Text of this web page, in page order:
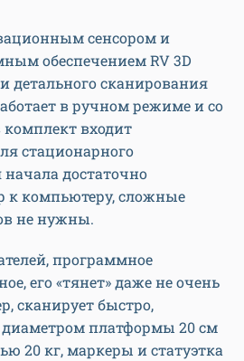
сенсором и
обеспечением RV 3D
детального сканирования
в ручном режиме и со
входит
стационарного
достаточно
к компьютеру, сложные
не нужны.
программное
его «тянет» даже не очень
сканирует быстро,
платформы 20 см
20 кг, маркеры и статуэтка